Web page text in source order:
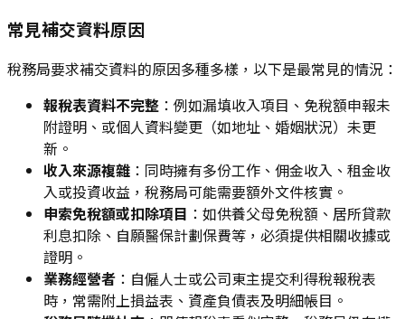
常見補交資料原因
稅務局要求補交資料的原因多種多樣，以下是最常見的情況：
報稅表資料不完整 ：例如漏填收入項目、免稅額申報未
附證明、或個人資料變更（如地址、婚姻狀況）未更
新。
收入來源複雜 ：同時擁有多份工作、佣金收入、租金收
入或投資收益，稅務局可能需要額外文件核實。
申索免稅額或扣除項目 ：如供養父母免稅額、居所貸款
利息扣除、自願醫保計劃保費等，必須提供相關收據或
證明。
業務經營者 ：自僱人士或公司東主提交利得稅報稅表
時，常需附上損益表、資產負債表及明細帳目。